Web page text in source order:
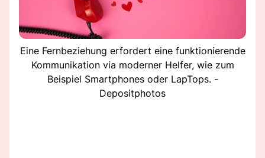
Eine Fernbeziehung erfordert eine funktionierende
Kommunikation via moderner Helfer, wie zum
Beispiel Smartphones oder LapTops. -
Depositphotos